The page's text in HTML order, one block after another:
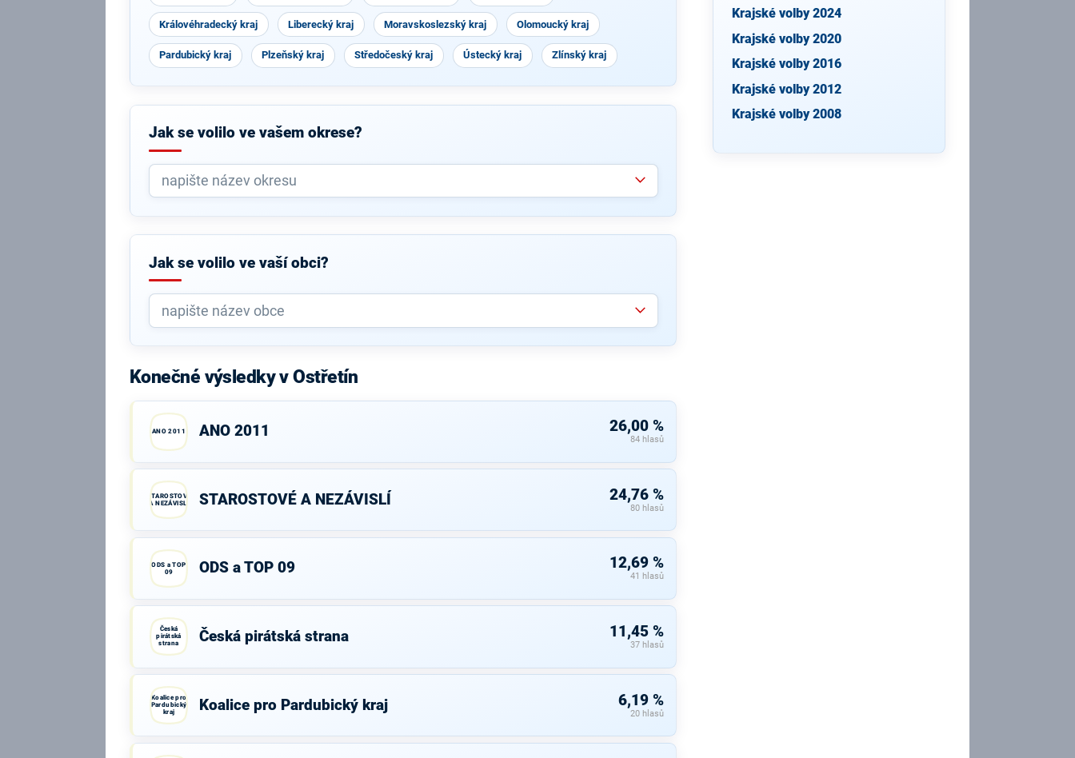
Královéhradecký kraj Liberecký kraj Moravskoslezský kraj Olomoucký kraj
Pardubický kraj Plzeňský kraj Středočeský kraj Ústecký kraj Zlínský kraj
Jak se volilo ve vašem okrese?
Jak se volilo ve vaší obci?
Konečné výsledky v Ostřetín
ANO 2011 ANO 2011 26,00 %
84 hlasů
STAROSTOVÉ
A NEZÁVISLÍ
STAROSTOVÉ A NEZÁVISLÍ 24,76 %
80 hlasů
ODS a TOP
09
ODS a TOP 09 12,69 %
41 hlasů
Česká
pirátská
strana
Česká pirátská strana 11,45 %
37 hlasů
Koalice pro
Pardubický
kraj
Koalice pro Pardubický kraj 6,19 %
20 hlasů
Krajské volby 2024
Krajské volby 2020
Krajské volby 2016
Krajské volby 2012
Krajské volby 2008